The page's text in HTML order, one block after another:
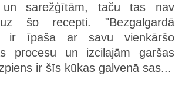
un sarežģītām, taču tas nav
šo recepti. "Bezgalgardā
ir īpaša ar savu vienkāršo
procesu un izcilajām garšas
ir šīs kūkas galvenā sas...